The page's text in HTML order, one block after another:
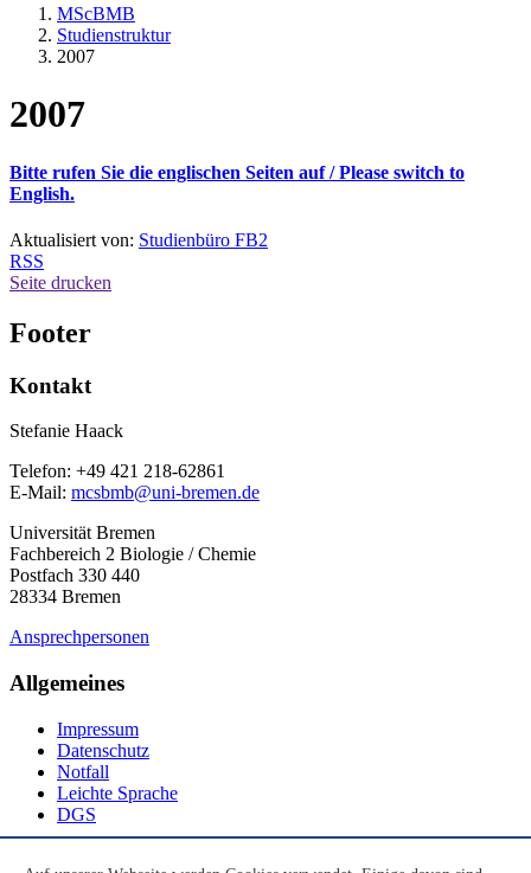
MScBMB
Studienstruktur
2007
2007
Bitte rufen Sie die englischen Seiten auf /Please switch to
English.
Aktualisiert von: Studienbüro FB2
RSS
Seite drucken
Footer
Kontakt
Stefanie Haack
Telefon: +49 421 218-62861
E-Mail: mcsbmb@uni-bremen.de
Universität Bremen
Fachbereich 2 Biologie / Chemie
Postfach 330 440
28334 Bremen
Ansprechpersonen
Allgemeines
Impressum
Datenschutz
Notfall
Leichte Sprache
DGS